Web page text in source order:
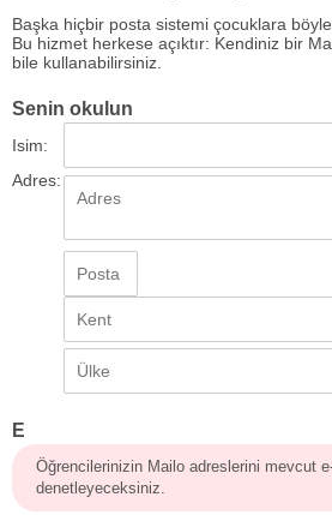
Başka hiçbir posta sistemi çocuklara
Bu hizmet herkese açıktır: Kendiniz bir
bile kullanabilirsiniz.
Senin okulun
Isim:
Adres:
E
Öğrencilerinizin Mailo adreslerini mevcut
denetleyeceksiniz.